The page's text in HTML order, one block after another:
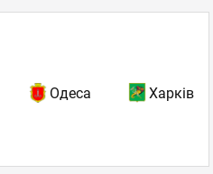
Одеса Харків